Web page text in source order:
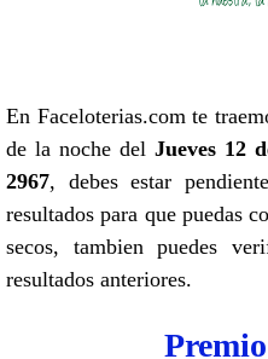
En Faceloterias.com te
de la noche delJueves 12
2967, debes estar
resultados para que puedas
secos, tambien puedes
resultados anteriores.